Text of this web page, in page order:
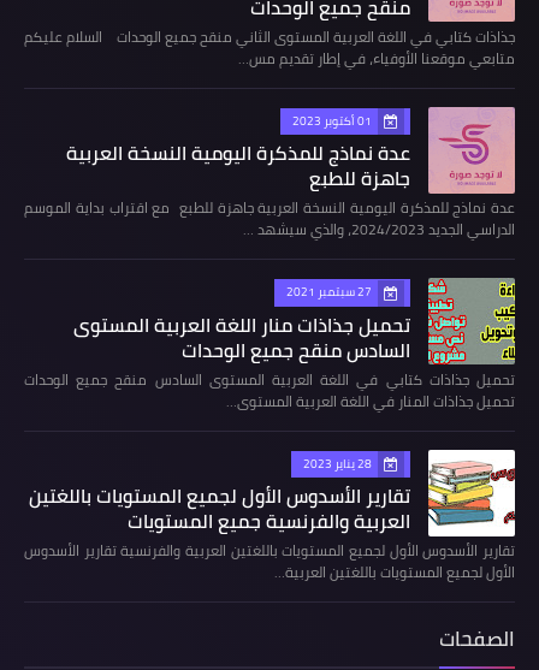
جذاذات كتابي في اللغة العربية المستوى الثاني منقح جميع الوحدات السلام عليكم
متابعي موقعنا الأوفياء، في إطار تقديم مس…
01 أكتوبر 2023
عدة نماذج للمذكرة اليومية النسخة العربية
جاهزة للطبع
عدة نماذج للمذكرة اليومية النسخة العربية جاهزة للطبع مع اقتراب بداية الموسم
الدراسي الجديد 2024/2023، والذي سيشهد …
27 سبتمبر 2021
تحميل جذاذات منار اللغة العربية المستوى
السادس منقح جميع الوحدات
تحميل جذاذات كتابي في اللغة العربية المستوى السادس منقح جميع الوحدات
تحميل جذاذات المنار في اللغة العربية المستوى…
28 يناير 2023
تقارير الأسدوس الأول لجميع المستويات باللغتين
العربية والفرنسية جميع المستويات
تقارير الأسدوس الأول لجميع المستويات باللغتين العربية والفرنسية تقارير الأسدوس
الأول لجميع المستويات باللغتين العربية…
الصفحات